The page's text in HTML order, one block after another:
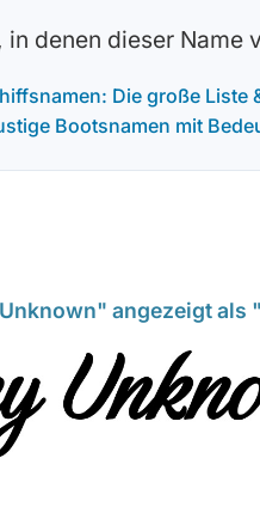
in denen dieser Name
Die große Liste
Bootsnamen mit
angezeigt als